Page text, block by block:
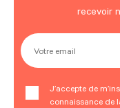
recevoir
Votre email
J’accepte de
connaissance de